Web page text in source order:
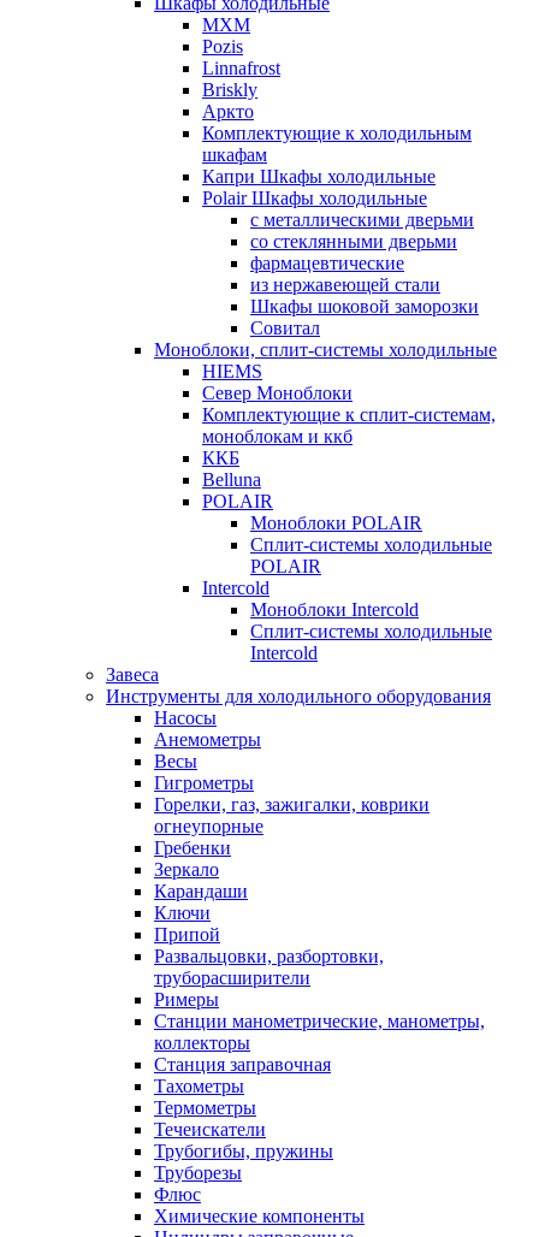
МХМ
Pozis
Linnafrost
Briskly
Аркто
Комплектующие к холодильным
шкафам
Капри Шкафы холодильные
Polair Шкафы холодильные
с металлическими дверьми
со стеклянными дверьми
фармацевтические
из нержавеющей стали
Шкафы шоковой заморозки
Совитал
Моноблоки, сплит-системы холодильные
HIEMS
Север Моноблоки
Комплектующие к сплит-системам,
моноблокам и ккб
ККБ
Belluna
POLAIR
Моноблоки POLAIR
Сплит-системы холодильные
POLAIR
Intercold
Моноблоки Intercold
Сплит-системы холодильные
Intercold
Завеса
Инструменты для холодильного оборудования
Насосы
Анемометры
Весы
Гигрометры
Горелки, газ, зажигалки, коврики
огнеупорные
Гребенки
Зеркало
Карандаши
Ключи
Припой
Развальцовки, разбортовки,
труборасширители
Римеры
Станции манометрические, манометры,
коллекторы
Станция заправочная
Тахометры
Термометры
Течеискатели
Трубогибы, пружины
Труборезы
Флюс
Химические компоненты